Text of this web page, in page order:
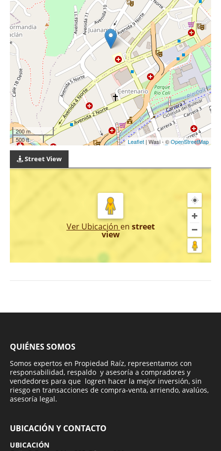
200 m
500 ft
Leaflet | Wasi - ©OpenStreetMap
Street View
Ver Ubicación en street
view
QUIÉNES SOMOS
Somos expertos en Propiedad Raíz, representamos con
responsabilidad, respaldo y asesoría a compradores y
vendedores para que logren hacer la mejor inversión, sin
riesgo en transacciones de compra-venta, arriendo, avalúos,
asesoría legal.
UBICACIÓN Y CONTACTO
UBICACIÓN